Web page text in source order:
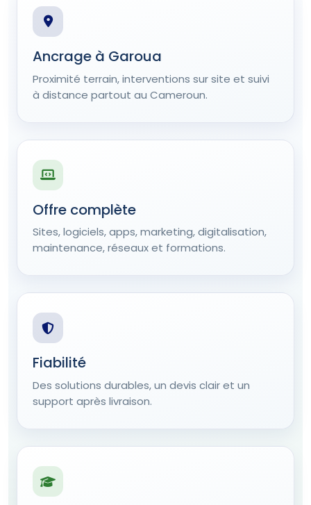
Ancrage à Garoua
Proximité terrain, interventions sur site et suivi
à distance partout au Cameroun.
Offre complète
Sites, logiciels, apps, marketing, digitalisation,
maintenance, réseaux et formations.
Fiabilité
Des solutions durables, un devis clair et un
support après livraison.